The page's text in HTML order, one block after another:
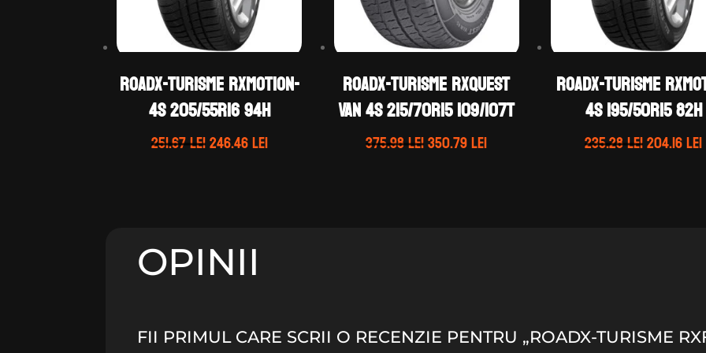
ROADX-TURISME RXMOTION-
4S 205/55R16 94H
251.67leiPrețul
246.46leiPrețul
ROADX-TURISME RXQUEST
VAN 4S 215/70R15 109/107T
375.98leiPrețul
350.79leiPrețul
ROADX-TURISME
4S 195/50R15 82H
235.28leiPrețul
204.16lei
OPINII
FII PRIMUL CARE SCRII O RECENZIE PENTRU „ROADX-TURISME